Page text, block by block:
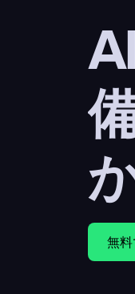
無